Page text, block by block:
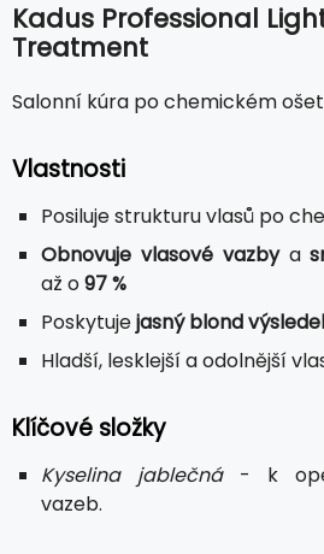
Kadus Professional
Treatment
Salonní kúra po chemickém
Vlastnosti
Posiluje strukturu vlasů po
Obnovuje vlasové vazbya
až o97 %
Poskytujejasný blond
Hladší, lesklejší a odolnější
Klíčové složky
Kyselina jablečná- k
vazeb.